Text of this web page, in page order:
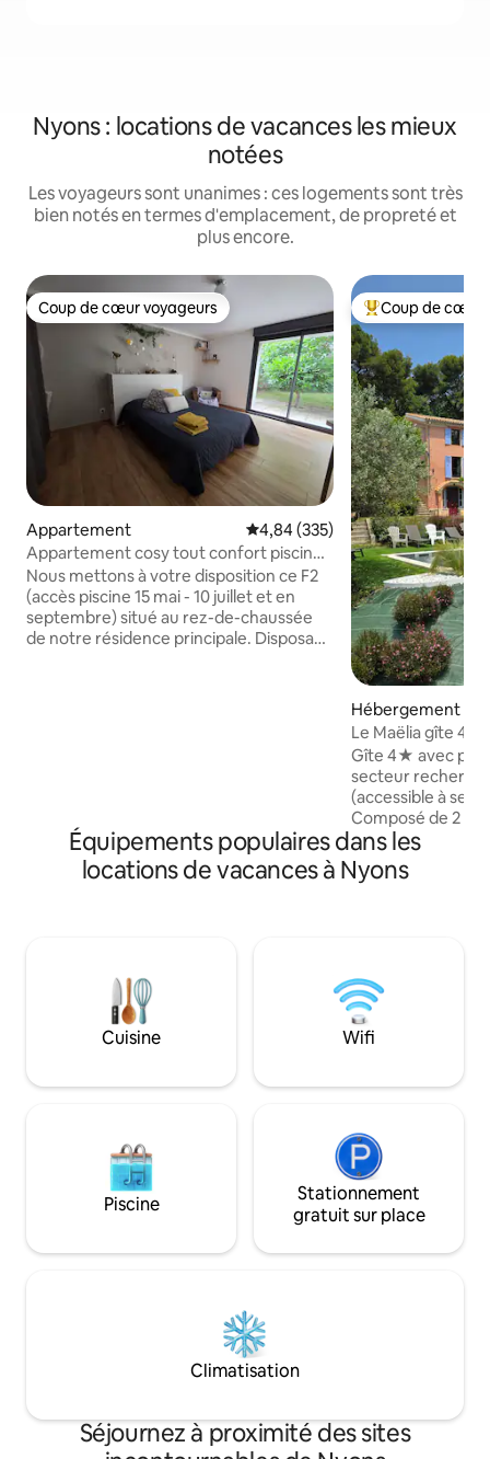
Nyons : locations de vacances les mieux
notées
Les voyageurs sont unanimes : ces logements sont très
bien notés en termes d'emplacement, de propreté et
plus encore.
Coup de cœur voyageurs
Coup de cœur voyageurs
Appartement Évaluation moyenne sur la
4,84 (335)
Appartement cosy tout confort piscine
juin-21 juil
Nous mettons à votre disposition ce F2
(accès piscine 15 mai - 10 juillet et en
septembre) situé au rez-de-chaussée
de notre résidence principale. Disposant
chaise haute, transat, poussette, ...).
Coups de cœur
Coup de cœur
Hébergement
Le Maëlia gîte
Gîte 4★ avec
secteur
(accessible à
Composé de 2
climatisés à 4 min
centre-ville de
de profiter
idéal pour l'été,
dans cet
privilégié.
Équipements populaires dans les
locations de vacances à Nyons
Cuisine Wifi
Piscine
Stationnement
gratuit sur place
Climatisation
Séjournez à proximité des sites